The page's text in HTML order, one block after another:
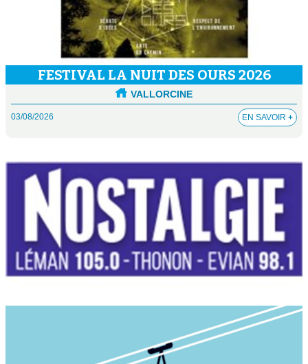
FESTIVAL LA NUIT DES OURS 2026
VALLORCINE
03/08/2026 EN SAVOIR +